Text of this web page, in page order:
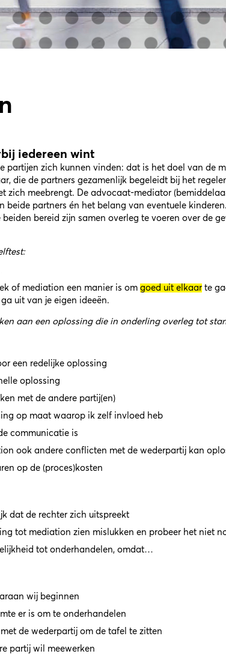
iedereen wint
partijen zich kunnen vinden: dat is het doel van de
die de partners gezamenlijk begeleidt bij het
zich meebrengt. De advocaat-mediator
beide partners én het belang van eventuele
bereid zijn samen overleg te voeren over de
of mediation een manier is om goed uit elkaar te
uit van je eigen ideeën.
aan een oplossing die in onderling overleg tot
een redelijke oplossing
oplossing
met de andere partij(en)
op maat waarop ik zelf invloed heb
communicatie is
ook andere conflicten met de wederpartij kan
op de (proces)kosten
dat de rechter zich uitspreekt
tot mediation zien mislukken en probeer het niet
tot onderhandelen, omdat…
wij beginnen
er is om te onderhandelen
de wederpartij om de tafel te zitten
partij wil meewerken